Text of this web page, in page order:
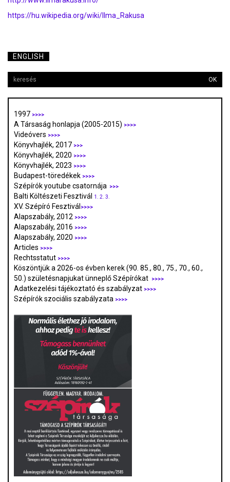
https://hu.wikipedia.org/wiki/Ilma_Rakusa
ENGLISH
OK
1997 >>>>
A Társaság honlapja (2005-2015) >>>>
Videóvers >>>>
Könyvhajlék, 2017 >>>
Könyvhajlék, 2020 >>>>
Könyvhajlék, 2023 >>>>
Budapest-töredékek >>>>
Szépírók youtube csatornája >>>
Balti Költészeti Fesztivál 1. 2. 3.
XV. Szépíró Fesztivál >>>>
Alapszabály, 2012 >>>>
Alapszabály, 2016 >>>>
Alapszabály, 2020 >>>>
Articles >>>>
Rechtsstatut >>>>
Köszöntjük a 2026-os évben kerek (90. 85., 80., 75., 70., 60.,
50.) születésnapjukat ünneplő Szépírókat
>>>>
Adatkezelési tájékoztató és szabályzat >>>>
Szépírók szociális szabályzata >>>>